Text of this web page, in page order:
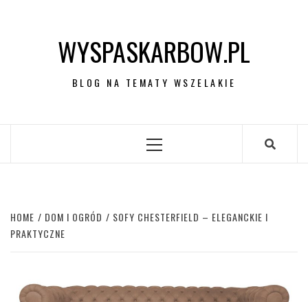
WYSPASKARBOW.PL
BLOG NA TEMATY WSZELAKIE
Primary
HOME DOM I OGRÓD
SOFY CHESTERFIELD – ELEGANCKIE I
PRAKTYCZNE